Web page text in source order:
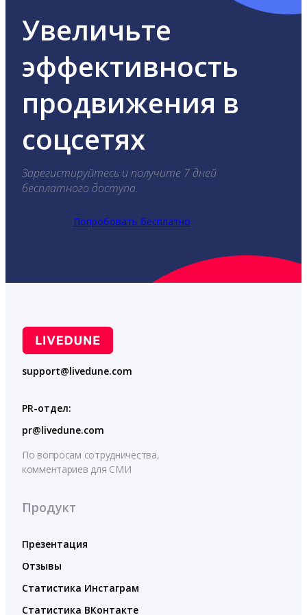
Увеличьте
эффективность
продвижения в
соцсетях
Зарегистируйтесь и получите 7 дней
бесплатного доступа.
Попробовать бесплатно
support@livedune.com
PR-отдел:
pr@livedune.com
По вопросам сотрудничества,
комментариев для СМИ
Продукт
Презентация
Отзывы
Статистика Инстаграм
Статистика ВКонтакте